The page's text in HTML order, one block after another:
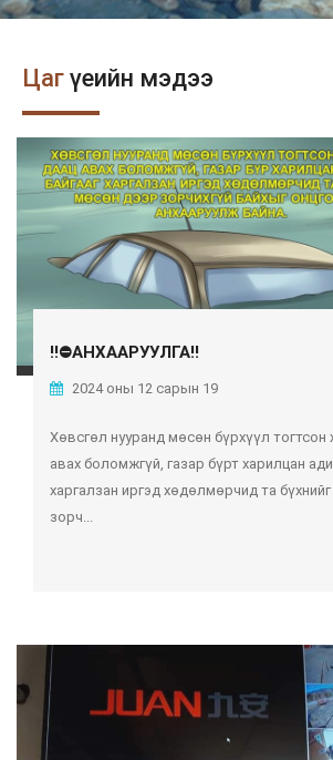
Цаг үеийн мэдээ
‼️⛔️АНХААРУУЛГА‼️
2024 оны 12 сарын 19
Хөвсгөл нууранд мөсөн бүрхүүл тогтсон
авах боломжгүй, газар бүрт харилцан
харгалзан иргэд хөдөлмөрчид та
зорч...